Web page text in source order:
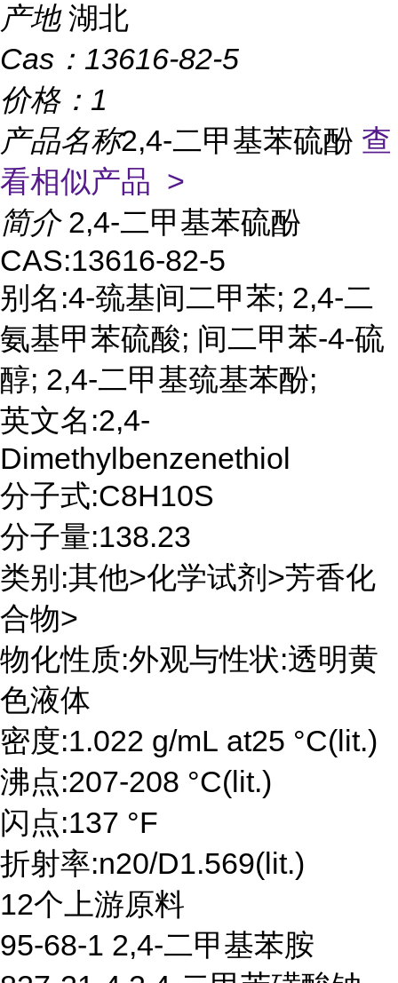
产地 湖北
Cas： 13616-82-5
价格： 1
产品名称2,4-二甲基苯硫酚 查
看相似产品 >
简介 2,4-二甲基苯硫酚
CAS:13616-82-5
别名:4-巯基间二甲苯; 2,4-二
氨基甲苯硫酸; 间二甲苯-4-硫
醇; 2,4-二甲基巯基苯酚;
英文名:2,4-
Dimethylbenzenethiol
分子式:C8H10S
分子量:138.23
类别:其他>化学试剂>芳香化
合物>
物化性质:外观与性状:透明黄
色液体
密度:1.022 g/mL at25 °C(lit.)
沸点:207-208 °C(lit.)
闪点:137 °F
折射率:n20/D1.569(lit.)
12个上游原料
95-68-1 2,4-二甲基苯胺